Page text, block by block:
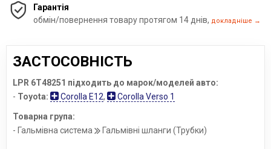
Гарантія
обмін/повернення товару протягом 14 днів, докладніше →
ЗАСТОСОВНІСТЬ
LPR 6T48251 підходить до марок/моделей авто:
- Toyota: Corolla E12, Corolla Verso 1
Товарна група:
- Гальмівна система
Гальмівні шланги (Трубки)